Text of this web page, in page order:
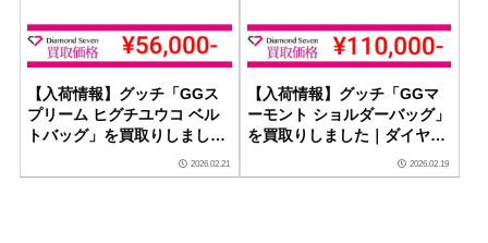
【入荷情報】グッチ「GGス
プリーム ヒグチユウコ ベル
トバッグ」を買取りしました
｜ダイヤモンドセブン
2026.02.21
【入荷情報】グッチ「GGマ
ーモント ショルダーバッグ」
を買取りしました｜ダイヤモ
2026.02.19